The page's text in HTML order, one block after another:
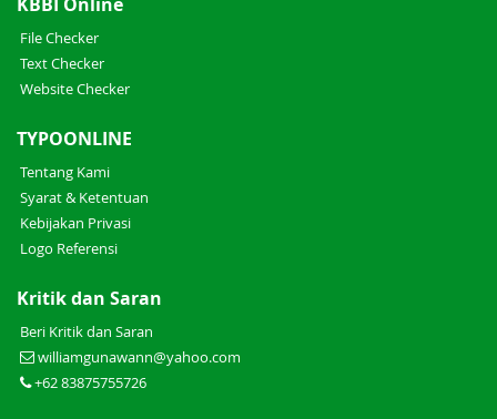
File Checker
Text Checker
Website Checker
TYPOONLINE
Tentang Kami
Syarat & Ketentuan
Kebijakan Privasi
Logo Referensi
Kritik dan Saran
Beri Kritik dan Saran
williamgunawann@yahoo.com
+62 83875755726